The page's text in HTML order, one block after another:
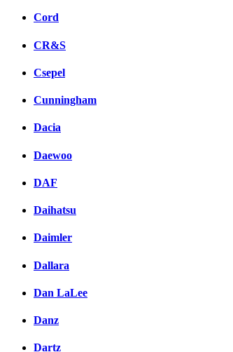
Cord
CR&S
Csepel
Cunningham
Dacia
Daewoo
DAF
Daihatsu
Daimler
Dallara
Dan LaLee
Danz
Dartz